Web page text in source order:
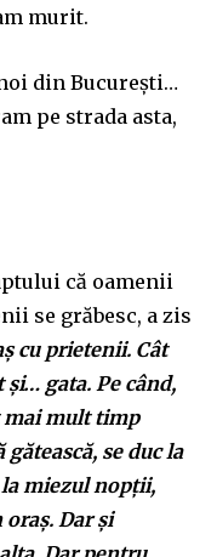
murit.
din București…
pe strada asta,
că oamenii
se grăbesc, a zis
cu prietenii. Cât
și… gata. Pe când,
mai mult timp
se duc la
miezul nopții,
Dar și